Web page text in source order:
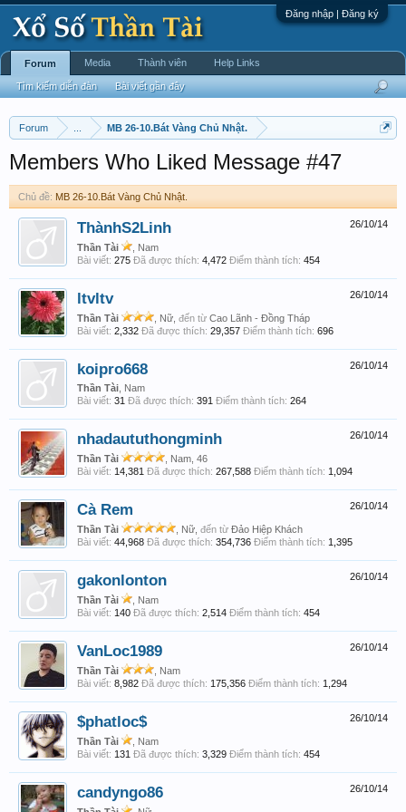
Đăng nhập | Đăng ký
Forum MB 26-10.Bát Vàng Chủ Nhật.
Members Who Liked Message #47
Chủ đề: MB 26-10.Bát Vàng Chủ Nhật.
26/10/14
ThànhS2Linh
Thần Tài
, Nam
Bài viết: 275 Đã được thích: 4,472 Điểm thành tích: 454
26/10/14
ltvltv
Thần Tài , Nữ, đến từ Cao Lãnh - Đồng Tháp
Bài viết: 2,332 Đã được thích: 29,357 Điểm thành tích: 696
26/10/14
koipro668
Thần Tài , Nam
Bài viết: 31 Đã được thích: 391 Điểm thành tích: 264
26/10/14
nhadaututhongminh
Thần Tài
, Nam, 46
Bài viết: 14,381 Đã được thích: 267,588 Điểm thành tích: 1,094
26/10/14
Cà Rem
Thần Tài , Nữ, đến từ Đảo Hiệp Khách
Bài viết: 44,968 Đã được thích: 354,736 Điểm thành tích: 1,395
26/10/14
gakonlonton
Thần Tài
, Nam
Bài viết: 140 Đã được thích: 2,514 Điểm thành tích: 454
26/10/14
VanLoc1989
Thần Tài
, Nam
Bài viết: 8,982 Đã được thích: 175,356 Điểm thành tích: 1,294
26/10/14
$phatloc$
Thần Tài
, Nam
Bài viết: 131 Đã được thích: 3,329 Điểm thành tích: 454
26/10/14
candyngo86
Forum
Tìm kiếm diễn đàn Bài viết gần đây
Media Thành viên Help Links